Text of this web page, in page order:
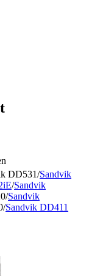
DD531/Sandvik
/Sandvik
Sandvik
Sandvik DD411